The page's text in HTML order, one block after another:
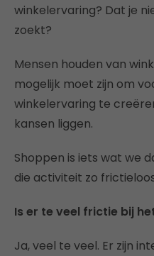
winkelervaring? Dat je
zoekt?
Mensen houden van
mogelijk moet zijn om
winkelervaring te
kansen liggen.
Shoppen is iets wat we
die activiteit zo
Is er te veel frictie bij
Ja, veel te veel. Er zijn